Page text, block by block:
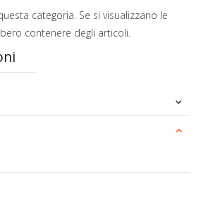
categoria. Se si visualizzano le
contenere degli articoli.